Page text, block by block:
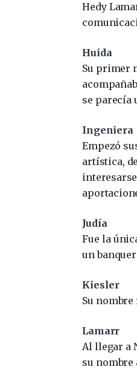
Hedy
Huida
Su primer
se parecía
Ingeniera
Empezó
artística,
Judía
Fue la
un
Kiesler
Su
Lamarr
Al llegar a
su nombre